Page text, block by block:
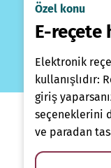
Özel konu
E-reçete
Elektronik
kullanışlıdır:
giriş
seçeneklerini
ve paradan